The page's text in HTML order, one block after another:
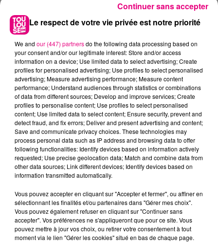
Cancer Lion Vierge
Balance Scorpion Sagittaire
Le respect de votre vie privée est notre priorité
We and our (447) partnersdo the following data processing based on
your consent and/or our legitimate interest: Store and/or access
information on a device; Use limited data to select advertising; Create
profiles for personalised advertising; Use profiles to select personalised
advertising; Measure advertising performance; Measure content
performance; Understand audiences through statistics or combinations
of data from different sources; Develop and improve services; Create
profiles to personalise content; Use profiles to select personalised
content; Use limited data to select content; Ensure security, prevent and
detect fraud, and fix errors; Deliver and present advertising and content;
Save and communicate privacy choices. These technologies may
process personal data such as IP address and browsing data to offer
following functionalities: Identify devices based on information actively
requested; Use precise geolocation data; Match and combine data from
other data sources; Link different devices; Identify devices based on
information transmitted automatically.
Vous pouvez accepter en cliquant sur "Accepter et fermer", ou affiner en
sélectionnant les finalités et/ou partenaires dans "Gérer mes choix".
Vous pouvez également refuser en cliquant sur "Continuer sans
accepter". Vos préférences ne s'appliqueront que pour ce site. Vous
pouvez mettre à jour vos choix, ou retirer votre consentement à tout
moment via le lien "Gérer les cookies" situé en bas de chaque page.
Continuer sans accepter